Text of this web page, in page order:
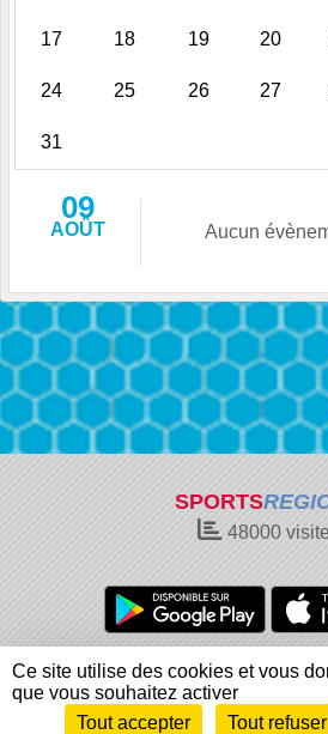
17 18 19 20
24 25 26 27
31
09
AOÛT Aucun
SPORTS
48000
Charte cookies
Gestion
Informations légales
Signaler un
Envie de participer ?
Ce site utilise des cookies et vous
que vous souhaitez activer
Tout accepter
Tout refuser